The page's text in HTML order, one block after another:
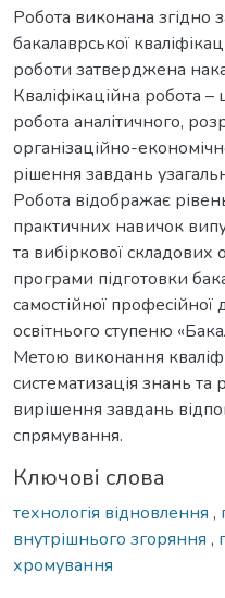
Робота виконана згідно
бакалаврської
роботи затверджена
Кваліфікаційна робота –
робота аналітичного,
організаційно-
рішення завдань
Робота відображає
практичних навичок
та вибіркової складових
програми підготовки
самостійної професійної
освітнього ступеню
Метою виконання
систематизація знань
вирішення завдань
спрямування.
Ключові слова
технологія відновлення ,
внутрішнього згоряння ,
хромування